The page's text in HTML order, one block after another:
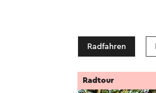
Radfahren
Radtour